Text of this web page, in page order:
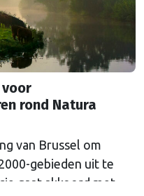
rond Natura
van Brussel om
gebieden uit te
gaat akkoord met